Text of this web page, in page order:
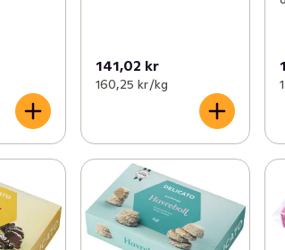
141,02 kr
160,25 kr /kg